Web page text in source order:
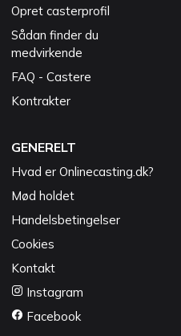
Opret casterprofil
Sådan finder du
medvirkende
FAQ - Castere
Kontrakter
GENERELT
Hvad er Onlinecasting.dk?
Mød holdet
Handelsbetingelser
Cookies
Kontakt
Instagram
Facebook